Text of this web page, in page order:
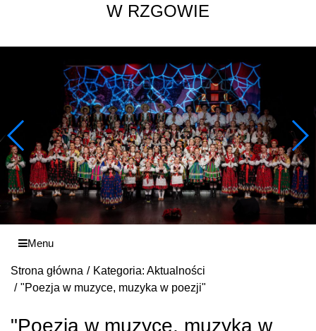
W RZGOWIE
Menu
Strona główna
Kategoria: Aktualności
"Poezja w muzyce, muzyka w poezji"
"Poezja w muzyce, muzyka w